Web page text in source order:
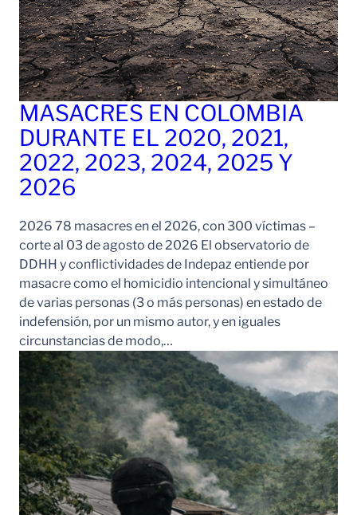
MASACRES EN COLOMBIA
DURANTE EL 2020, 2021,
2022, 2023, 2024, 2025 Y
2026
2026 78 masacres en el 2026, con 300 víctimas –
corte al 03 de agosto de 2026 El observatorio de
DDHH y conflictividades de Indepaz entiende por
masacre como el homicidio intencional y simultáneo
de varias personas (3 o más personas) en estado de
indefensión, por un mismo autor, y en iguales
circunstancias de modo,…